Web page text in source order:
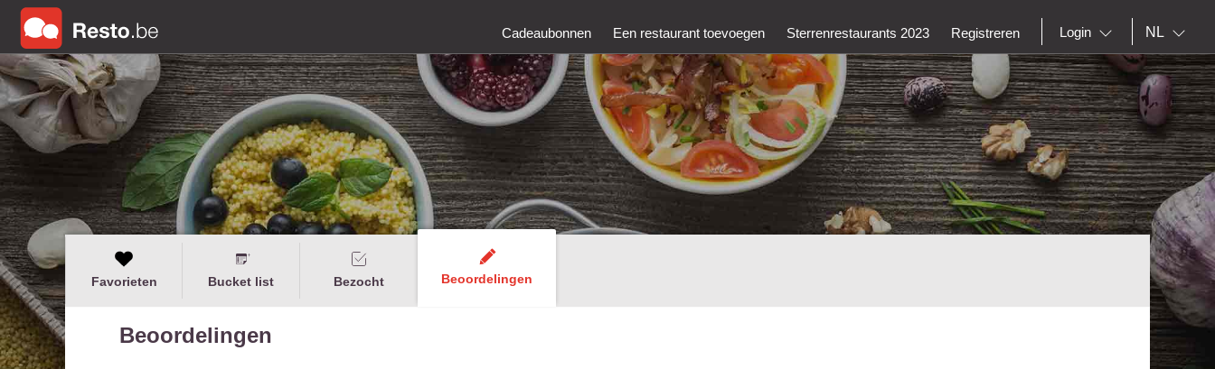
Cadeaubonnen Een restaurant toevoegen Sterrenrestaurants 2023 Registreren Login NL
Favorieten Bucket list Bezocht Beoordelingen
Beoordelingen